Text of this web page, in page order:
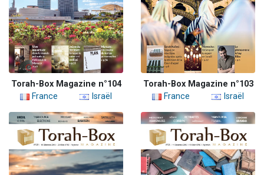
Torah-Box Magazine n°104
France
Israël
Torah-Box Magazine n°103
France
Israël